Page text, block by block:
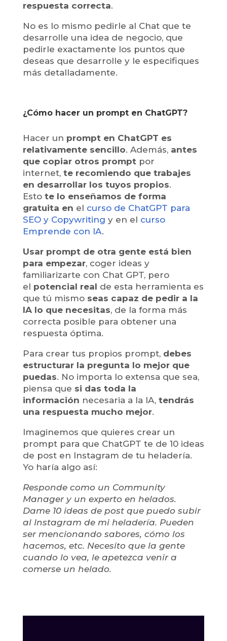
respuesta correcta.
No es lo mismo pedirle al Chat que te
desarrolle una idea de negocio, que
pedirle exactamente los puntos que
deseas que desarrolle y le especifiques
más detalladamente.
¿Cómo hacer un prompt en ChatGPT?
Hacer un prompt en ChatGPT es
relativamente sencillo. Además, antes
que copiar otros prompt por
internet, te recomiendo que trabajes
en desarrollar los tuyos propios.
Esto te lo enseñamos de forma
gratuita en el curso de ChatGPT para
SEO y Copywriting y en el curso
Emprende con IA.
Usar prompt de otra gente está bien
para empezar, coger ideas y
familiarizarte con Chat GPT, pero
el potencial real de esta herramienta es
que tú mismo seas capaz de pedir a la
IA lo que necesitas, de la forma más
correcta posible para obtener una
respuesta óptima.
Para crear tus propios prompt, debes
estructurar la pregunta lo mejor que
puedas. No importa lo extensa que sea,
piensa que si das toda la
información necesaria a la IA, tendrás
una respuesta mucho mejor.
Imaginemos que quieres crear un
prompt para que ChatGPT te de 10 ideas
de post en Instagram de tu heladería.
Yo haría algo así:
Responde como un Community
Manager y un experto en helados.
Dame 10 ideas de post que puedo subir
al Instagram de mi heladería. Pueden
ser mencionando sabores, cómo los
hacemos, etc. Necesito que la gente
cuando lo vea, le apetezca venir a
comerse un helado.